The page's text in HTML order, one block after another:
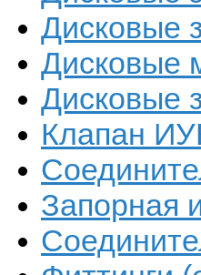
Дисковые
Дисковые
Дисковые
Клапан
Запорная